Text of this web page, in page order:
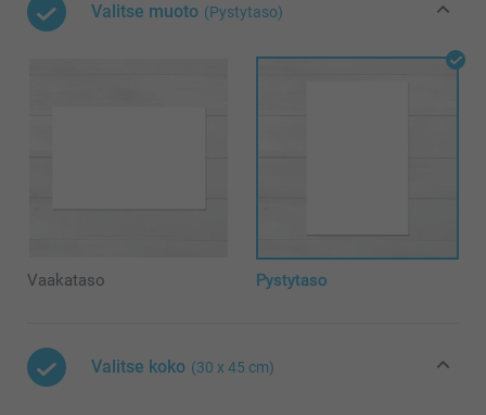
Valitse muoto (Pystytaso)
Vaakataso Pystytaso
Valitse koko (30 x 45 cm)